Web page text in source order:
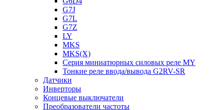
G7J
G7L
G7Z
LY
MKS
MKS(X)
Серия миниатюрных силовых реле MY
Тонкие реле ввода/вывода G2RV-SR
Датчики
Инверторы
Концевые выключатели
Преобразователи частоты